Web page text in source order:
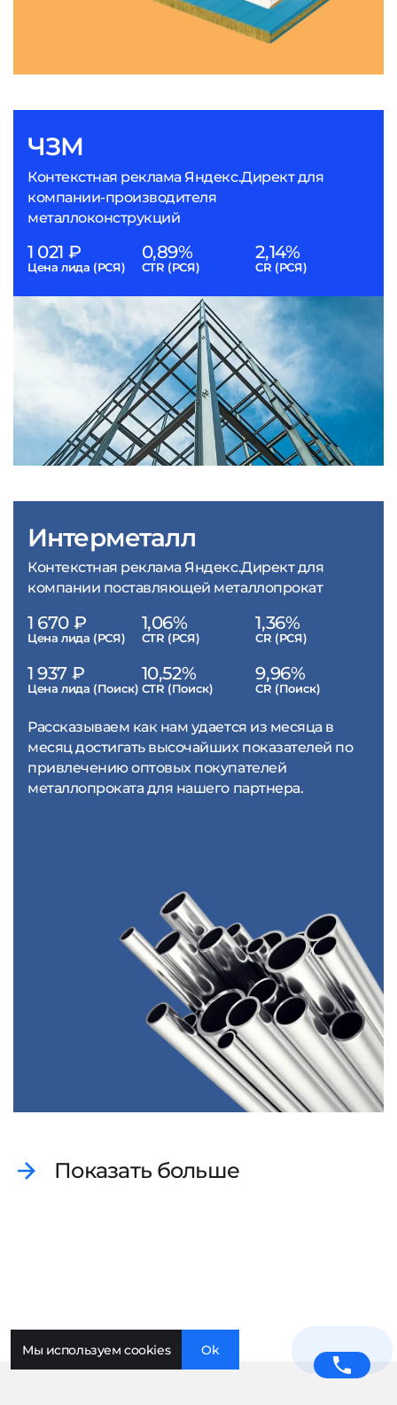
ЧЗМ
Контекстная реклама Яндекс.Директ для
компании-производителя
металлоконструкций
1 021 ₽
Цена лида (РСЯ)
0,89%
CTR (РСЯ)
2,14%
CR (РСЯ)
Интерметалл
Контекстная реклама Яндекс.Директ для
компании поставляющей металлопрокат
1 670 ₽
Цена лида (РСЯ)
1,06%
CTR (РСЯ)
1,36%
CR (РСЯ)
1 937 ₽
Цена лида (Поиск)
10,52%
CTR (Поиск)
9,96%
CR (Поиск)
Рассказываем как нам удается из месяца в
месяц достигать высочайших показателей по
привлечению оптовых покупателей
металлопроката для нашего партнера.
Показать больше
Мы используем cookies Ok